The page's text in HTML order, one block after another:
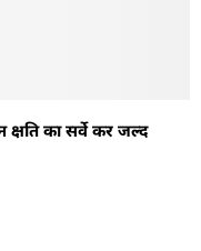
का सर्वे कर जल्द